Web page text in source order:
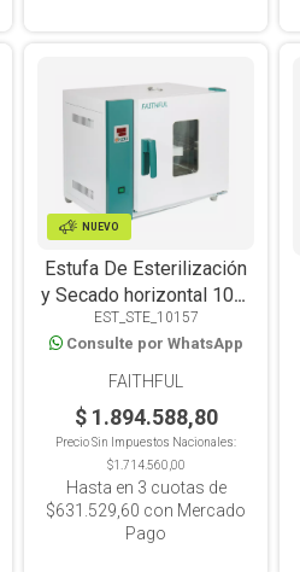
NUEVO
Estufa De Esterilización
y Secado horizontal 101-
1AB Digital Con
circulación de Aire
Forzado 71L
EST_STE_10157
Consulte por WhatsApp
FAITHFUL
$ 1.894.588,80
Precio Sin Impuestos Nacionales:
$1.714.560,00
Hasta en 3 cuotas de
$631.529,60 con Mercado
Pago